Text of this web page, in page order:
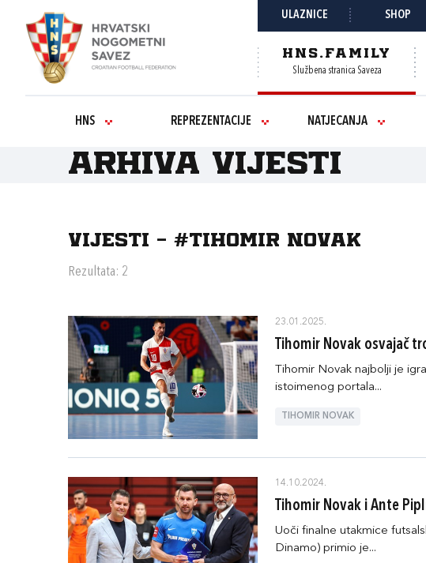
ULAZNICE SHOP
HNS.FAMILY
Službena stranica Saveza
HNS REPREZENTACIJE NATJECANJA
Arhiva vijesti
Vijesti - #TIHOMIR NOVAK
Rezultata: 2
23.01.2025.
Tihomir Novak osvajač
Tihomir Novak najbolji je
istoimenog portala...
TIHOMIR NOVAK
14.10.2024.
Tihomir Novak i Ante
Uoči finalne utakmice
Dinamo) primio je...